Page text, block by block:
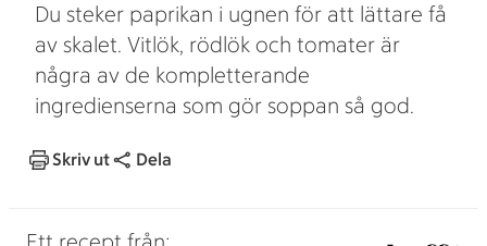
Du steker paprikan i ugnen för att lättare få
av skalet. Vitlök, rödlök och tomater är
några av de kompletterande
ingredienserna som gör soppan så god.
Skriv ut Dela